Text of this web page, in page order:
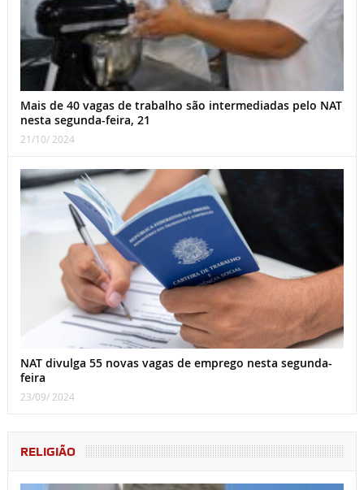
Mais de 40 vagas de trabalho são intermediadas pelo NAT
nesta segunda-feira, 21
21/10/ 2024
NAT divulga 55 novas vagas de emprego nesta segunda-
feira
23/09/ 2024
RELIGIÃO